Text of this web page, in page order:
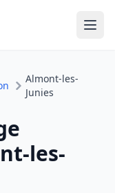
Almont-les-
Junies
les-